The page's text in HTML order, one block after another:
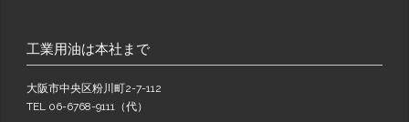
工業用油は本社まで
大阪市中央区粉川町2-7-112
TEL 06-6768-9111（代）